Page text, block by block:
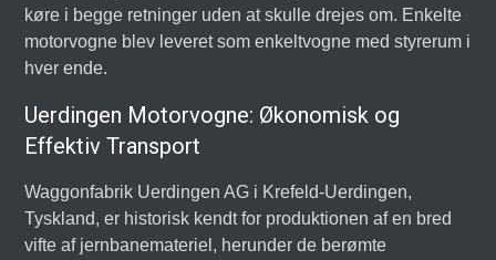
køre i begge retninger uden at skulle drejes om. Enkelte
motorvogne blev leveret som enkeltvogne med styrerum i
hver ende.
Uerdingen Motorvogne: Økonomisk og
Effektiv Transport
Waggonfabrik Uerdingen AG i Krefeld-Uerdingen,
Tyskland, er historisk kendt for produktionen af en bred
vifte af jernbanemateriel, herunder de berømte